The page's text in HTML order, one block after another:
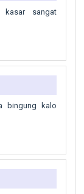
kasar sangat
bingung kalo